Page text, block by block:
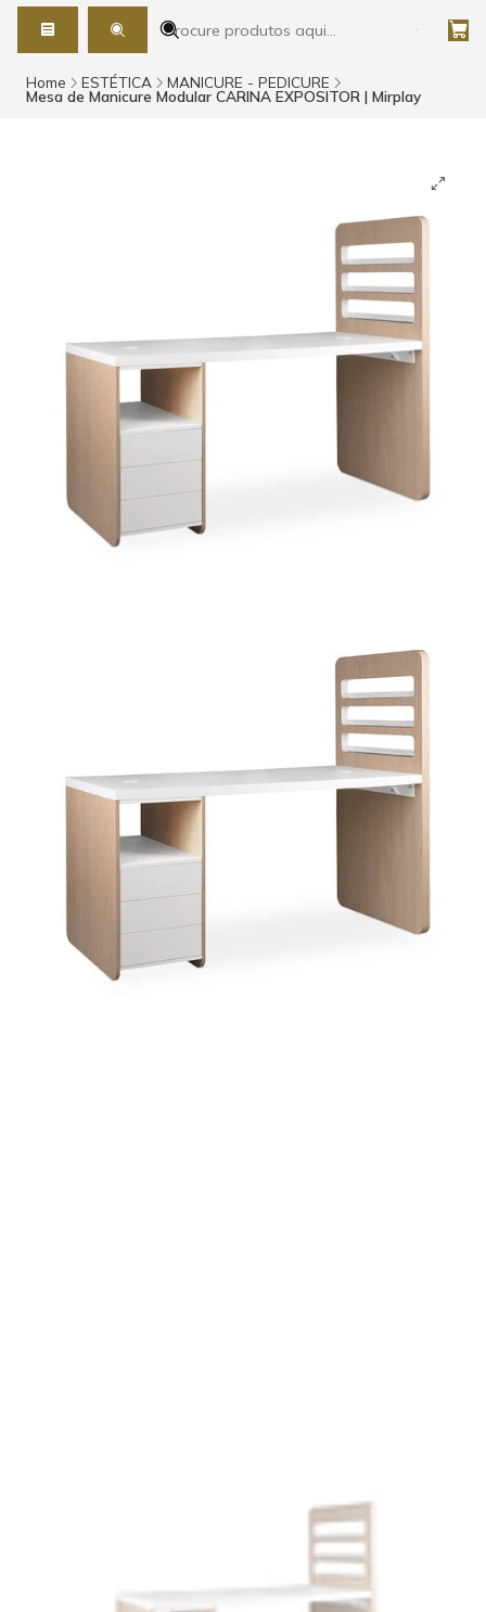
Home ESTÉTICA MANICURE - PEDICURE
Mesa de Manicure Modular CARINA EXPOSITOR | Mirplay